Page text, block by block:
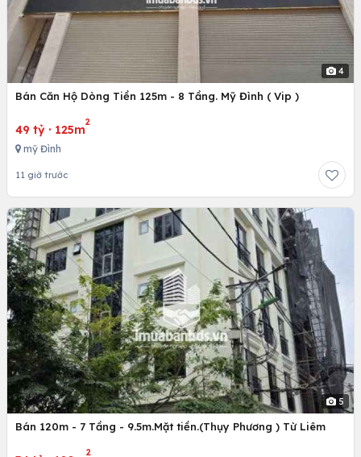
4
Bán Căn Hộ Dòng Tiền 125m - 8 Tầng. Mỹ Đình ( Vip )
49 tỷ · 125m
2
mỹ Đình
11 giờ trước
5
Bán 120m - 7 Tầng - 9.5m.Mặt tiền.(Thụy Phương ) Từ Liêm
2